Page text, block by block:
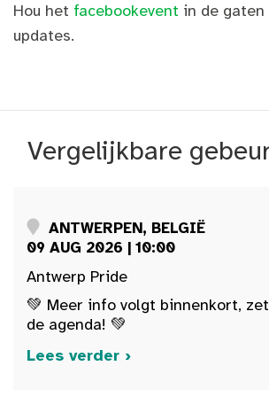
Hou het facebookevent in de gaten
updates.
Vergelijkbare
ANTWERPEN, BELGIË
09 AUG 2026 | 10:00
Antwerp Pride
💚 Meer info volgt binnenkort,
de agenda! 💚
Lees verder ›